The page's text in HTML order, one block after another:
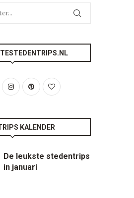
KALENDER
De leukste stedentrips
in januari